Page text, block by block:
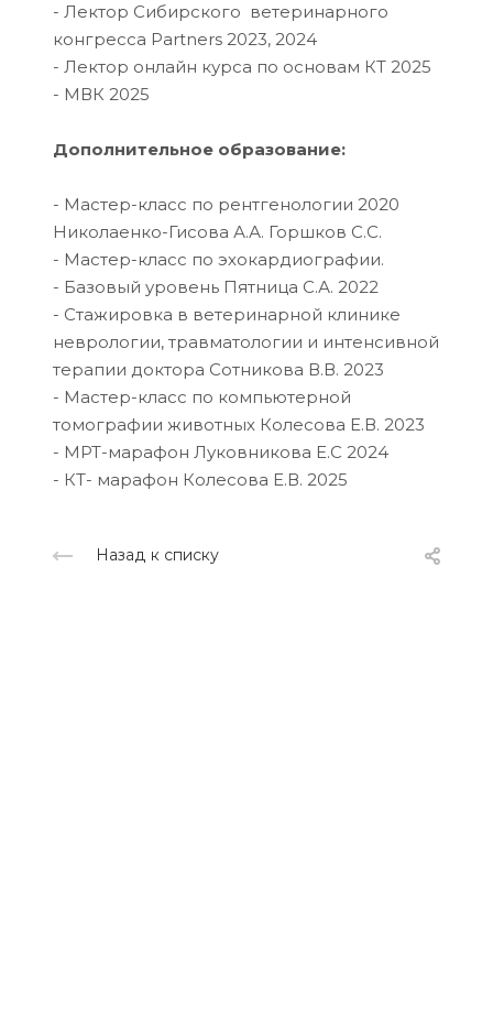
- Лектор Сибирского ветеринарного
конгресса Partners 2023, 2024
- Лектор онлайн курса по основам КТ 2025
- МВК 2025
Дополнительное образование:
- Мастер-класс по рентгенологии 2020
Николаенко-Гисова А.А. Горшков С.С.
- Мастер-класс по эхокардиографии.
- Базовый уровень Пятница С.А. 2022
- Стажировка в ветеринарной клинике
неврологии, травматологии и интенсивной
терапии доктора Сотникова В.В. 2023
- Мастер-класс по компьютерной
томографии животных Колесова Е.В. 2023
- МРТ-марафон Луковникова Е.С 2024
- КТ- марафон Колесова Е.В. 2025
Назад к списку